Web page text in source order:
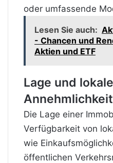
oder umfassende
Lesen Sie auch:
- Chancen und
Aktien und ETF
Lage und lokale
Die Lage einer
Verfügbarkeit von
wie
öffentlichen